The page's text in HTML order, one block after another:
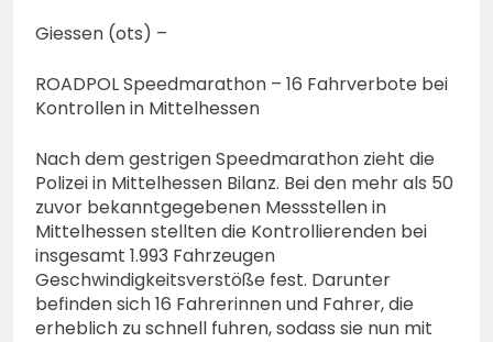
eines Fotos
Giessen (ots) –
ROADPOL Speedmarathon – 16 Fahrverbote bei
Kontrollen in Mittelhessen
Nach dem gestrigen Speedmarathon zieht die
Polizei in Mittelhessen Bilanz. Bei den mehr als 50
zuvor bekanntgegebenen Messstellen in
Mittelhessen stellten die Kontrollierenden bei
insgesamt 1.993 Fahrzeugen
Geschwindigkeitsverstöße fest. Darunter
befinden sich 16 Fahrerinnen und Fahrer, die
erheblich zu schnell fuhren, sodass sie nun mit